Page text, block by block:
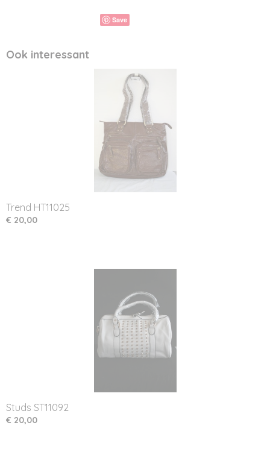
Save
Ook interessant
Trend HT11025
€ 20,00
Studs ST11092
€ 20,00